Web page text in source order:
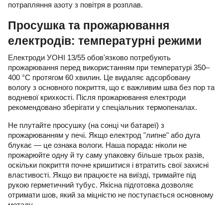
потрапляння азоту з повітря в розплав.
Просушка та прожарювання
електродів: температурні режими
Електроди УОНІ 13/55 обов'язково потребують
прожарювання перед використанням при температурі 350–
400 °C протягом 60 хвилин. Це видаляє адсорбовану
вологу з основного покриття, що є важливим шва без пор та
водневої крихкості. Після прожарювання електроди
рекомендовано зберігати у спеціальних термопеналах.
Не плутайте просушку (на сонці чи батареї) з
прожарюванням у печі. Якщо електрод "липне" або дуга
блукає — це ознака вологи. Наша порада: ніколи не
прожарюйте одну й ту саму упаковку більше трьох разів,
оскільки покриття почне кришитися і втратить свої захисні
властивості. Якщо ви працюєте на виїзді, тримайте під
рукою герметичний тубус. Якісна підготовка дозволяє
отримати шов, який за міцністю не поступається основному